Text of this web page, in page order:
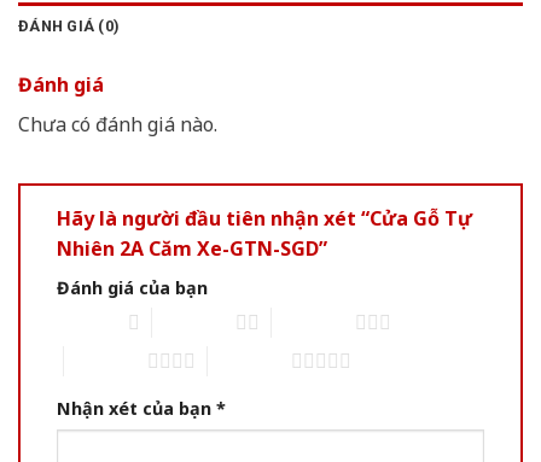
ĐÁNH GIÁ (0)
Đánh giá
Chưa có đánh giá nào.
Hãy là người đầu tiên nhận xét “Cửa Gỗ Tự
Nhiên 2A Căm Xe-GTN-SGD”
Đánh giá của bạn
Nhận xét của bạn *